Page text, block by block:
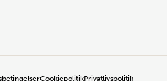
CookiepolitikPrivatlivspolitik